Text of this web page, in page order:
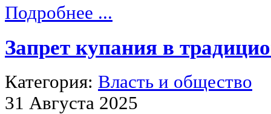
Подробнее ...
Запрет купания в
Категория: Власть и общество
31 Августа 2025